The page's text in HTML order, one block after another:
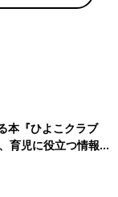
本『ひよこクラブ
育児に役立つ情報が